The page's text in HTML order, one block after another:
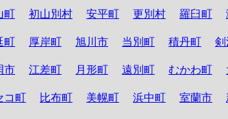
町 初山別村 安平町 更別村 羅臼町
町 厚岸町 旭川市 当別町 積丹町 剣
市 江差町 月形町 遠別町 むかわ町
コ町 比布町 美幌町 浜中町 室蘭市